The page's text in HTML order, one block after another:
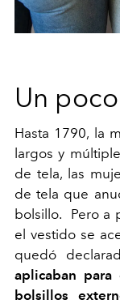
Un
Hasta 1790, la
largos y
de tela, las
de tela que
bolsillo. Pero a
el vestido se
quedó
aplicaban para
bolsillos